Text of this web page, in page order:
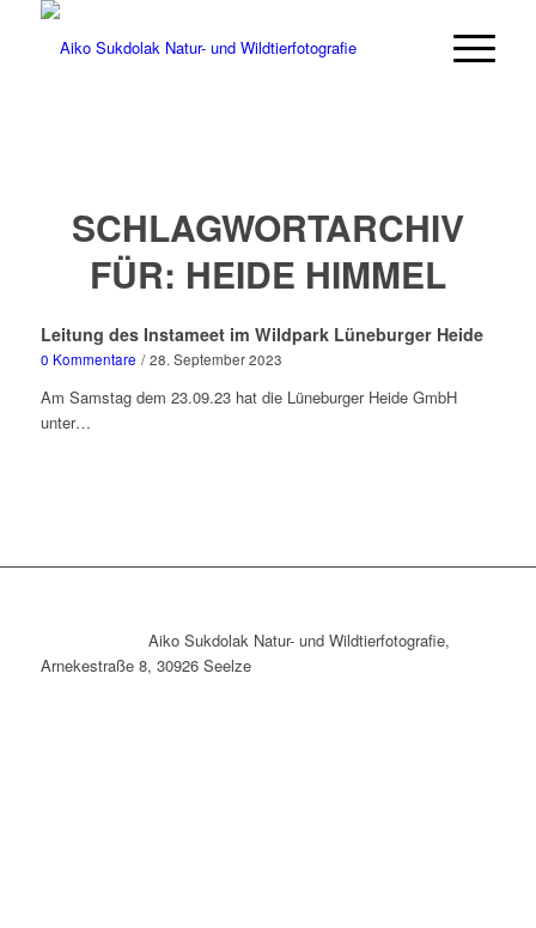
SCHLAGWORTARCHIV
FÜR: HEIDE HIMMEL
Leitung des Instameet im Wildpark Lüneburger Heide
0 Kommentare / 28. September 2023
Am Samstag dem 23.09.23 hat die Lüneburger Heide GmbH
unter…
Aiko Sukdolak Natur- und Wildtierfotografie,
Arnekestraße 8, 30926 Seelze